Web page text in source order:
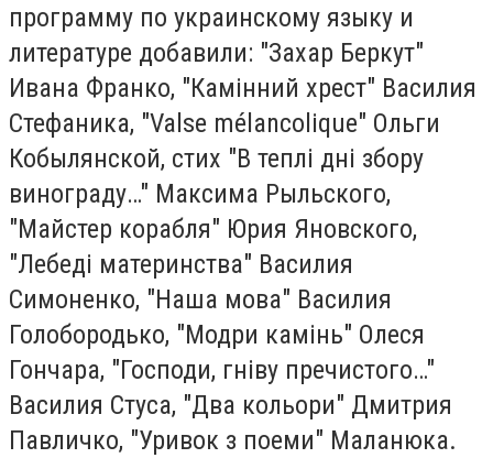
программу по украинскому языку и
литературе добавили: "Захар Беркут"
Ивана Франко, "Камінний хрест" Василия
Стефаника, "Valse mélancolique" Ольги
Кобылянской, стих "В теплі дні збору
винограду…" Максима Рыльского,
"Майстер корабля" Юрия Яновского,
"Лебеді материнства" Василия
Симоненко, "Наша мова" Василия
Голобородько, "Модри камінь" Олеся
Гончара, "Господи, гніву пречистого…"
Василия Стуса, "Два кольори" Дмитрия
Павличко, "Уривок з поеми" Маланюка.